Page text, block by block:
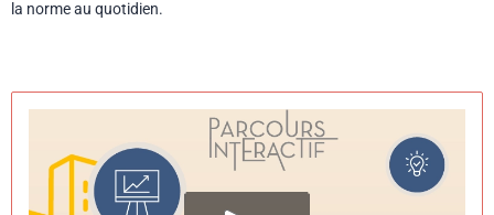
la norme au quotidien.